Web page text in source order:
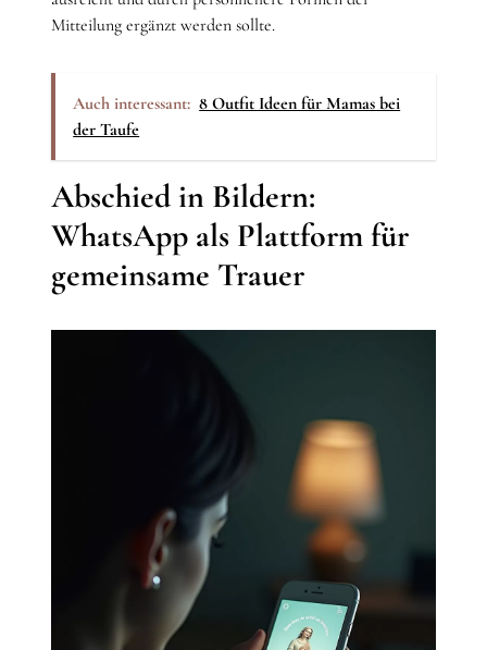
Mitteilung ergänzt werden sollte.
Auch interessant: 8 Outfit Ideen für Mamas bei
der Taufe
Abschied in Bildern:
WhatsApp als Plattform für
gemeinsame Trauer